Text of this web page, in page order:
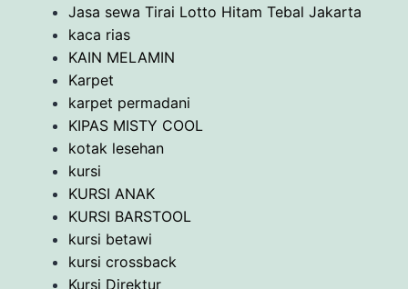
Jasa sewa Tirai Lotto Hitam Tebal Jakarta
kaca rias
KAIN MELAMIN
Karpet
karpet permadani
KIPAS MISTY COOL
kotak lesehan
kursi
KURSI ANAK
KURSI BARSTOOL
kursi betawi
kursi crossback
Kursi Direktur